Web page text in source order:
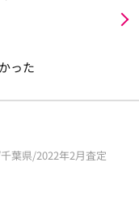
った
葉県/2022年2月査定